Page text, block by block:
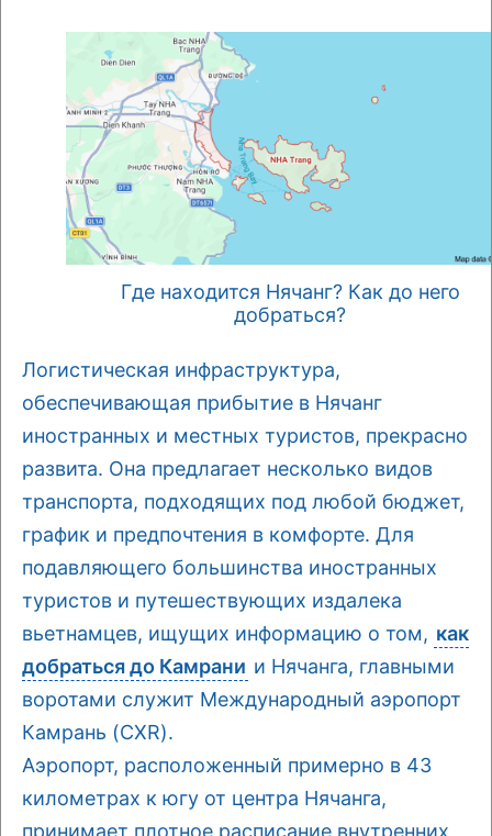
Где находится Нячанг? Как до него
добраться?
Логистическая инфраструктура,
обеспечивающая прибытие в Нячанг
иностранных и местных туристов, прекрасно
развита. Она предлагает несколько видов
транспорта, подходящих под любой бюджет,
график и предпочтения в комфорте. Для
подавляющего большинства иностранных
туристов и путешествующих издалека
вьетнамцев, ищущих информацию о том, как
добраться до Камрани и Нячанга, главными
воротами служит Международный аэропорт
Камрань (CXR).
Аэропорт, расположенный примерно в 43
километрах к югу от центра Нячанга,
принимает плотное расписание внутренних